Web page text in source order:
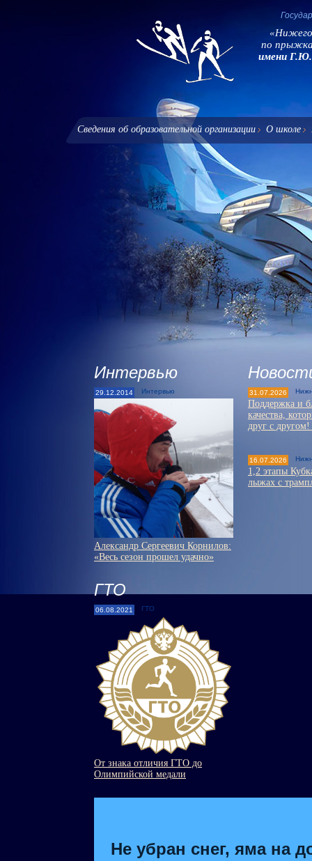
по
имени Г.Ю.
Сведения об образовательной организации О школе
Интервью
29.12.2014 Интервью
Александр Сергеевич Корнилов:
«Весь сезон прошел удачно»
31.07.2026
Поддержка и
качества,
друг с
16.07.2026
1,2 этапы
лыжах с
ГТО
06.08.2021 ГТО
От знака отличия ГТО до
Олимпийской медали
Не убран снег, яма на